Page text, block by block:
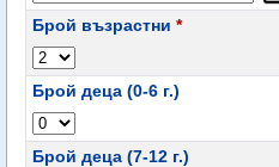
Брой възрастни *
Брой деца (0-6 г.)
Брой деца (7-12 г.)